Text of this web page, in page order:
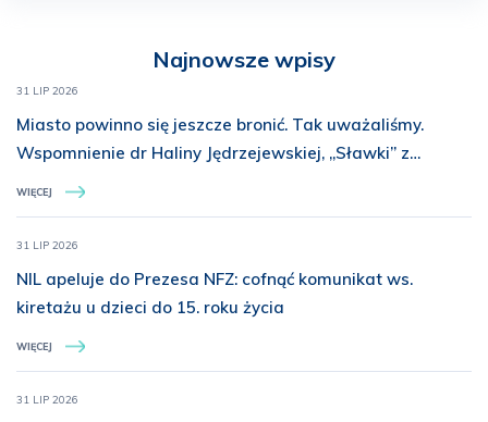
Najnowsze wpisy
31 LIP 2026
Miasto powinno się jeszcze bronić. Tak uważaliśmy.
Wspomnienie dr Haliny Jędrzejewskiej, „Sławki” z
Batalionu „Miotła”
WIĘCEJ
31 LIP 2026
NIL apeluje do Prezesa NFZ: cofnąć komunikat ws.
kiretażu u dzieci do 15. roku życia
WIĘCEJ
31 LIP 2026